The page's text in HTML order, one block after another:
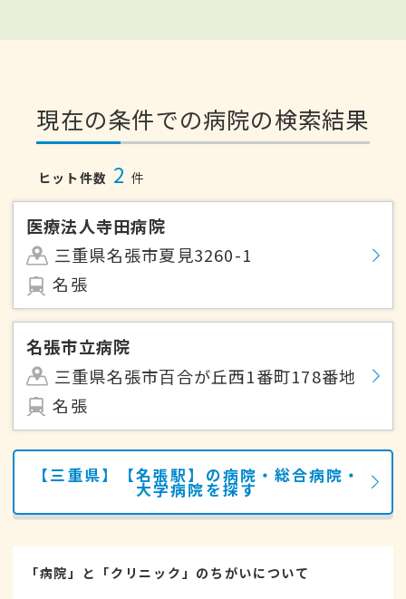
現在の条件での病院の検索結果
ヒット件数 2 件
医療法人寺田病院
三重県名張市夏見3260-1
名張
名張市立病院
三重県名張市百合が丘西1番町178番地
名張
【三重県】【名張駅】の病院・総合病院・
大学病院を探す
「病院」と「クリニック」のちがいについて